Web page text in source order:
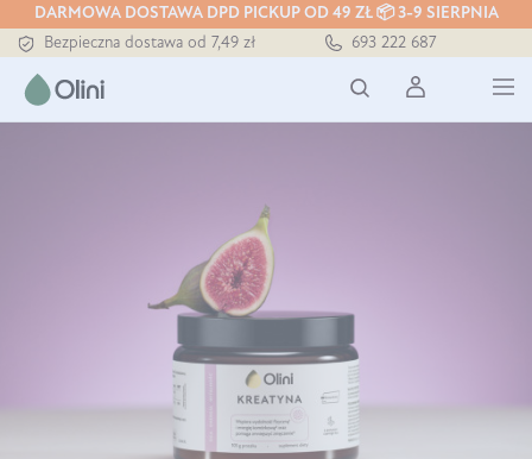
DARMOWA DOSTAWA DPD PICKUP OD 49 ZŁ 📦 3-9 SIERPNIA
Tłoczony zawsze na zimno
Bezpieczna dostawa od 7,49 zł
Darmowa dostawa od 199 zł
Tłoczony zawsze na zimno
693 222 687